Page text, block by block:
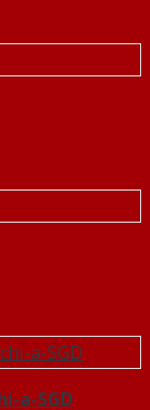
a-SGD